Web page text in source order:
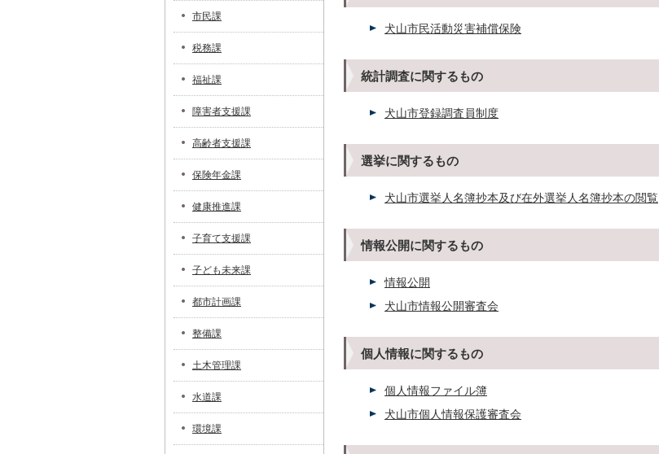
犬山市民活動災害補償保険
統計調査に関するもの
犬山市登録調査員制度
選挙に関するもの
犬山市選挙人名簿抄本及び在外選挙人名簿抄本の閲覧
情報公開に関するもの
情報公開
犬山市情報公開審査会
個人情報に関するもの
個人情報ファイル簿
犬山市個人情報保護審査会
市民課
税務課
福祉課
障害者支援課
高齢者支援課
保険年金課
健康推進課
子育て支援課
子ども未来課
都市計画課
整備課
土木管理課
水道課
環境課